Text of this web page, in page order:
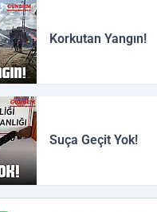
Korkutan Yangın!
Suça Geçit Yok!